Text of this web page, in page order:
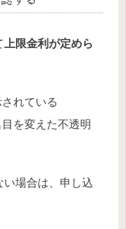
上限金利が定めら
れている
を変えた不透明
場合は、申し込